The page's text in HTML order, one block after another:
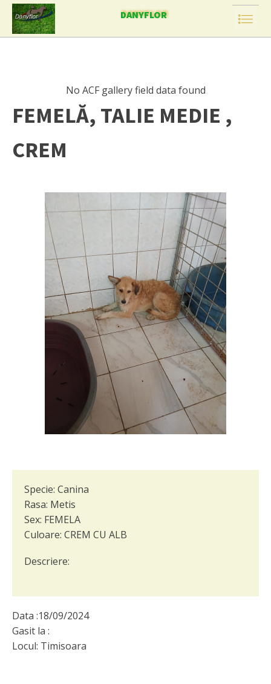
DANYFLOR
No ACF gallery field data found
FEMELĂ, TALIE MEDIE ,
CREM
Specie: Canina
Rasa: Metis
Sex: FEMELA
Culoare: CREM CU ALB
Descriere:
Data :18/09/2024
Gasit la :
Locul: Timisoara